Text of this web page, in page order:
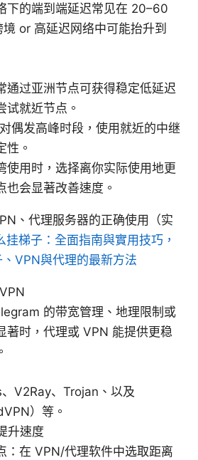
下的端到端延迟常见在 20–60
or 高延迟网络中可能抬升到
通过亚洲节点可获得稳定低延迟
试就近节点。
偶发高峰时段，使用就近的中继
性。
使用时，选择离你实际使用地更
也会显著改善速度。
、代理服务器的正确使用（实
挂梯子：全面指南與實用技巧，
VPN與代理的最新方法
的带宽管理、地理限制或
著时，代理或 VPN 能提供更稳
V2Ray、Trojan、以及
）等。
升速度
：在 VPN/代理软件中选取距离